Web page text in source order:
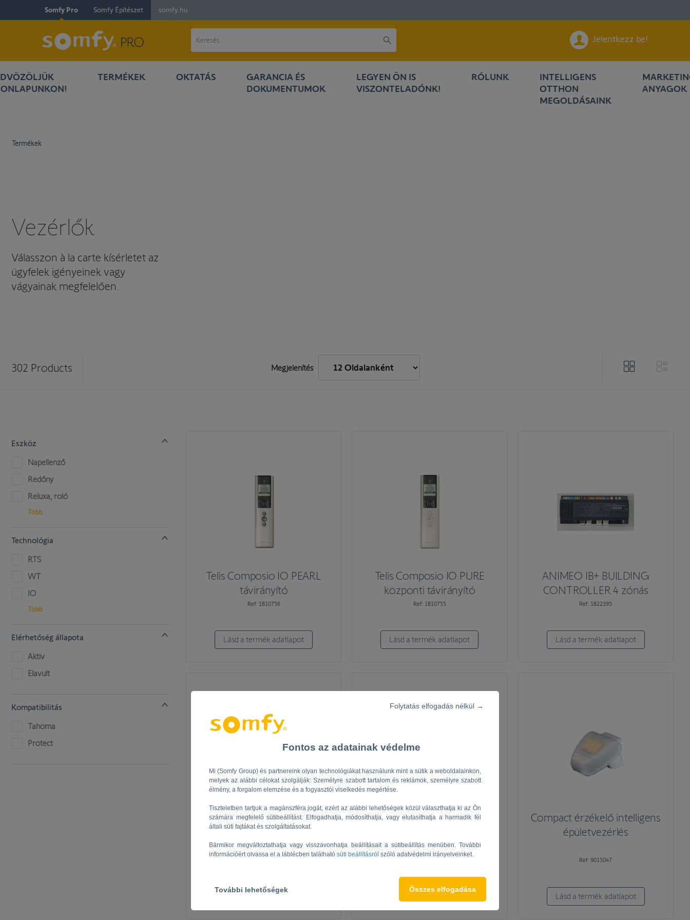
Somfy Pro Somfy Építészet somfy.hu
Jelentkezz be!
TERMÉKEK OKTATÁS
GARANCIA ÉS
DOKUMENTUMOK
LEGYEN ÖN IS
VISZONTELADÓNK!
RÓLUNK
INTELLIGENS
OTTHON
MEGOLDÁSAINK
ANYAGOK
Termékek
Vezérlők
Válasszon à la carte kísérletet az
ügyfelek igényeinek vagy
vágyainak megfelelően.
302 Products Megjelenítés
Eszköz
Napellenző
Redőny
Reluxa, roló
Több
Technológia
RTS
WT
IO
Több
Elérhetőség állapota
Aktiv
Elavult
Kompatibilitás
Tahoma
Protect
Telis Composio IO PEARL
távirányító
Ref: 1810756
Lásd a termék adatlapot
Telis Composio IO PURE
központi távirányító
Ref: 1810755
Lásd a termék adatlapot
ANIMEO IB+ BUILDING
CONTROLLER 4 zónás
Ref: 1822395
Lásd a termék adatlapot
4AC MoCo DRM animeo IB+
Prémium intelligens
épületvezérlés
Lásd a termék adatlapot
4AC MoCo WM animeo IB+
épületvezérlés
Ref: 1860049
Lásd a termék adatlapot
Compact érzékelő intelligens
épületvezérlés
Ref: 9015047
Lásd a termék adatlapot
Fontos az adatainak védelme
Mi (Somfy Group) és partnereink olyan technológiákat használunk mint a sütik a weboldalainkon,
melyek az alábbi célokat szolgálják: Személyre szabott tartalom és reklámok, személyre szabott
élmény, a forgalom elemzése és a fogyasztói viselkedés megértése.
Tiszteletben tartjuk a magánszféra jogát, ezért az alábbi lehetőségek közül választhatja ki az Ön
számára megfelelő sütibeállítást. Elfogadhatja, módosíthatja, vagy elutasíthatja a harmadik fél
általi süti fajtákat és szolgáltatásokat.
Bármikor megváltoztathatja vagy visszavonhatja beállításait a sütibeállítás menüben. További
információért olvassa el a láblécben található süti beállításról szóló adatvédelmi irányelveinket.
Folytatás elfogadás nélkül →
Összes elfogadása
További lehetőségek